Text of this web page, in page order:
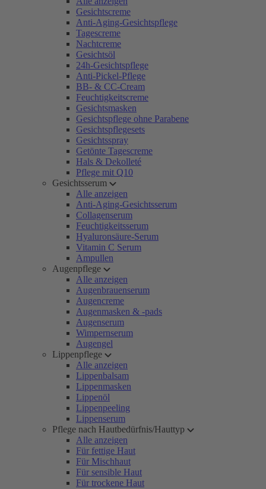
Gesichtscreme
Anti-Aging-Gesichtspflege
Tagescreme
Nachtcreme
Gesichtsöl
24h-Gesichtspflege
Anti-Pickel-Pflege
BB- & CC-Cream
Feuchtigkeitscreme
Gesichtsmasken
Gesichtspflege ohne Parabene
Gesichtspflegesets
Gesichtsspray
Getönte Tagescreme
Hals & Dekolleté
Pflege mit Q10
Gesichtsserum
Alle anzeigen
Anti-Aging-Gesichtsserum
Collagenserum
Feuchtigkeitsserum
Hyaluronsäure-Serum
Vitamin C Serum
Ampullen
Augenpflege
Alle anzeigen
Augenbrauenserum
Augencreme
Augenmasken & -pads
Augenserum
Wimpernserum
Augengel
Lippenpflege
Alle anzeigen
Lippenbalsam
Lippenmasken
Lippenöl
Lippenpeeling
Lippenserum
Pflege nach Hautbedürfnis/Hauttyp
Alle anzeigen
Für fettige Haut
Für Mischhaut
Für sensible Haut
Für trockene Haut